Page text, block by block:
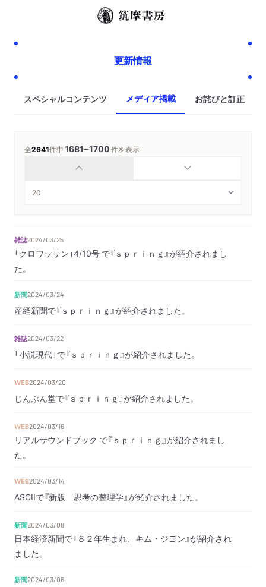
更新情報
スペシャルコンテンツ メディア掲載 お詫びと訂正
全2641件中1681─1700件を表示
雑誌2024/03/25
「クロワッサン」4/10号 で『ｓｐｒｉｎｇ』が紹介されまし
た。
新聞2024/03/24
産経新聞で『ｓｐｒｉｎｇ』が紹介されました。
雑誌2024/03/22
「小説現代」で『ｓｐｒｉｎｇ』が紹介されました。
WEB2024/03/20
じんぶん堂で『ｓｐｒｉｎｇ』が紹介されました。
WEB2024/03/16
リアルサウンドブック で『ｓｐｒｉｎｇ』が紹介されまし
た。
WEB2024/03/14
ASCIIで『新版 思考の整理学』が紹介されました。
新聞2024/03/08
日本経済新聞で『８２年生まれ、キム・ジヨン』が紹介され
ました。
新聞2024/03/06